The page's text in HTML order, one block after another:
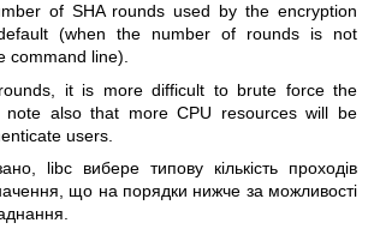
of SHA rounds used by the encryption
(when the number of rounds is not
command line).
it is more difficult to brute force the
note also that more CPU resources will be
users.
libc вибере типову кількість проходів
що на порядки нижче за можливості